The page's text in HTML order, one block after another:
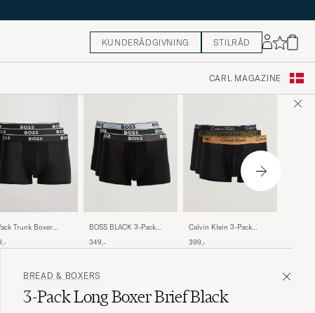
KUNDERÅDGIVNING STILRÅD
CARL MAGAZINE
Trunk Boxer
BOSS BLACK 3-Pack
349,-
Calvin Klein 3-Pack
Black
399,-
BREAD & BOXERS
3-Pack Long Boxer Brief Black